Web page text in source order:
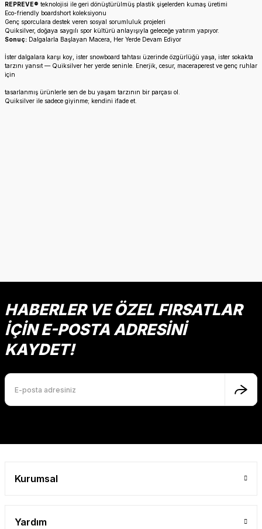
REPREVE® teknolojisi ile geri dönüştürülmüş plastik şişelerden kumaş üretimi
Eco-friendly boardshort koleksiyonu
Genç sporculara destek veren sosyal sorumluluk projeleri
Quiksilver, doğaya saygılı spor kültürü anlayışıyla geleceğe yatırım yapıyor.
Sonuç: Dalgalarla Başlayan Macera, Her Yerde Devam Ediyor
İster dalgalara karşı koy, ister snowboard tahtası üzerinde özgürlüğü yaşa, ister sokakta
tarzını yansıt — Quiksilver her yerde seninle. Enerjik, cesur, maceraperest ve genç ruhlar
için
tasarlanmış ürünlerle sen de bu yaşam tarzının bir parçası ol.
Quiksilver ile sadece giyinme; kendini ifade et.
HABERLER VE ÖZEL FIRSATLAR
İÇİN E-POSTA ADRESİNİ
KAYDET!
Kurumsal
Yardım